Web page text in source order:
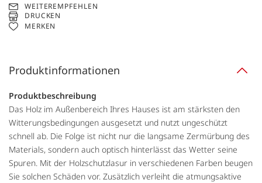
WEITEREMPFEHLEN
DRUCKEN
MERKEN
Produktinformationen
Produktbeschreibung
Das Holz im Außenbereich Ihres Hauses ist am stärksten den
Witterungsbedingungen ausgesetzt und nutzt ungeschützt
schnell ab. Die Folge ist nicht nur die langsame Zermürbung des
Materials, sondern auch optisch hinterlässt das Wetter seine
Spuren. Mit der Holzschutzlasur in verschiedenen Farben beugen
Sie solchen Schäden vor. Zusätzlich verleiht die atmungsaktive